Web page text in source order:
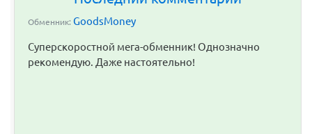
Обменник: GoodsMoney
Суперскоростной мега-обменник! Однозначно
рекомендую. Даже настоятельно!